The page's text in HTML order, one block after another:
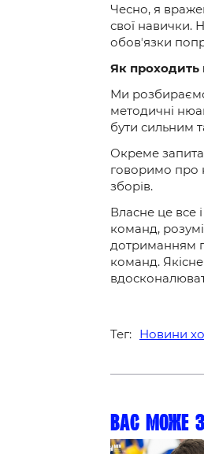
Чесно, я
свої навички.
обовʼязки
Як проходить
Ми розбираємо
методичні
бути сильним
Окреме
говоримо про
зборів.
Власне це все
команд,
дотриманням
команд.
Тег: Новини
Вас може